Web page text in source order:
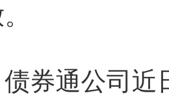
通公司近